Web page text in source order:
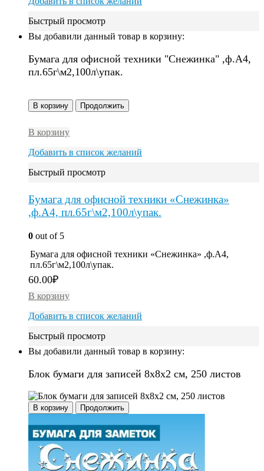
Быстрый просмотр
Вы добавили данный товар в корзину:
Бумага для офисной техники "Снежинка" ,ф.А4,
пл.65г\м2,100л\упак.
В корзину Продолжить
В корзину
Добавить в список желаний
Быстрый просмотр
Бумага для офисной техники «Снежинка»
,ф.А4, пл.65г\м2,100л\упак.
0 out of 5
Бумага для офисной техники «Снежинка» ,ф.А4,
пл.65г\м2,100л\упак.
60.00₽
В корзину
Добавить в список желаний
Быстрый просмотр
Вы добавили данный товар в корзину:
Блок бумаги для записей 8х8х2 см, 250 листов
В корзину Продолжить